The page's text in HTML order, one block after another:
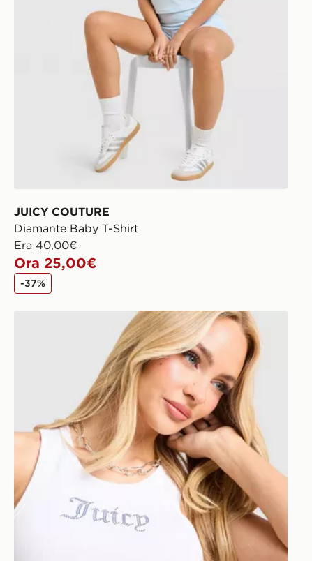
JUICY COUTURE
Diamante Baby T-Shirt
Era 40,00€
Ora 25,00€
-37%
JUICY COUTURE Canotta Rib Diamante